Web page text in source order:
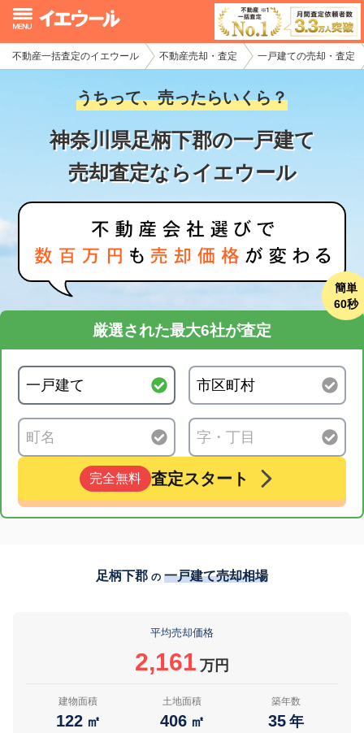
不動産一括査定のイエウール 不動産売却・査定 一戸建ての売却・査定
うちって、売ったらいくら？
神奈川県足柄下郡の一戸建て
売却査定ならイエウール
簡単
60秒
厳選された最大6社が査定
完全無料 査定スタート
足柄下郡 の 一戸建て売却相場
平均売却価格
2,161 万円
建物面積
122 ㎡
土地面積
406 ㎡
築年数
35 年
イエウール加盟希望の不動産会社様
初めての方へ
不動産売却の流れ
不動産の売却・一括査定
家査定シミュレーター
お問い合わせ